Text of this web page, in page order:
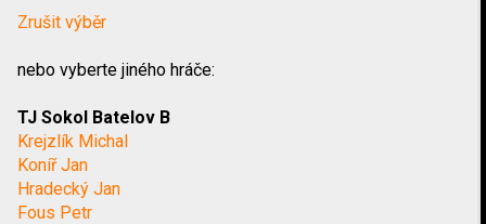
Zrušit výběr
nebo vyberte jiného hráče:
TJ Sokol Batelov B
Krejzlík Michal
Koníř Jan
Hradecký Jan
Fous Petr